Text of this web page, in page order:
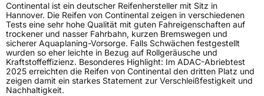
EU Label
Effizienz D
NasshaftungB
Rollgeräusch (Klasse)
Continental ist ein deutscher Reifenhersteller mit Sitz in
Hannover. Die Reifen von Continental zeigen in verschiedenen
Tests eine sehr hohe Qualität mit guten Fahreigenschaften auf
trockener und nasser Fahrbahn, kurzen Bremswegen und
sicherer Aquaplaning-Vorsorge. Falls Schwächen festgestellt
wurden so eher leichte in Bezug auf Rollgeräusche und
Kraftstoffeffizienz. Besonderes Highlight: Im ADAC-Abriebtest
2025 erreichten die Reifen von Continental den dritten Platz und
zeigen damit ein starkes Statement zur Verschleißfestigkeit und
Nachhaltigkeit.